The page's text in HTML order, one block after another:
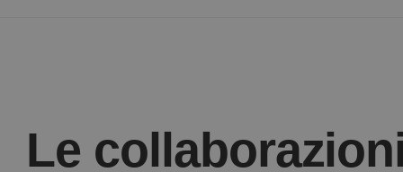
Le